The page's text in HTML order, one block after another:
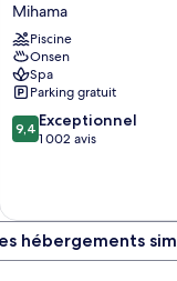
Spa
&
Resort
Mihama
Mihama
Piscine
Onsen
Spa
Parking gratuit
9.4
sur
9,4 Exceptionnel
1 002 avis
hébergements